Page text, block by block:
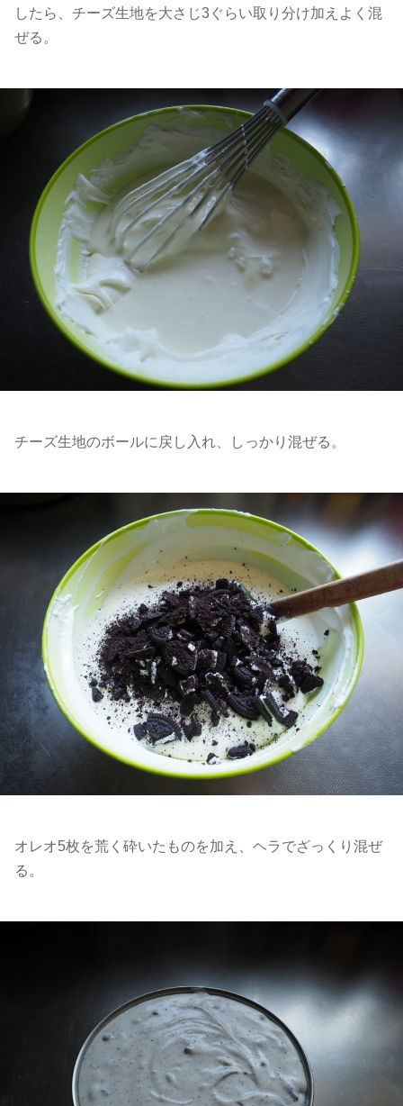
したら、チーズ生地を大さじ3ぐらい取り分け加えよく混
ぜる。
チーズ生地のボールに戻し入れ、しっかり混ぜる。
オレオ5枚を荒く砕いたものを加え、ヘラでざっくり混ぜ
る。